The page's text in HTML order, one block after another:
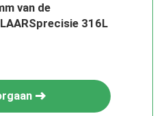
van de
316L